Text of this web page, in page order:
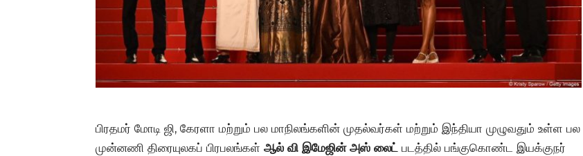
பிரதமர் மோடி ஜி, கேரளா மற்றும் பல மாநிலங்களின் முதல்வர்கள் மற்றும் இந்தியா முழுவதும் உள்ள பல
முன்னணி திரையுலகப் பிரபலங்கள் ஆல் வி இமேஜின் அஸ் லைட் படத்தில் பங்குகொண்ட இயக்குநர்